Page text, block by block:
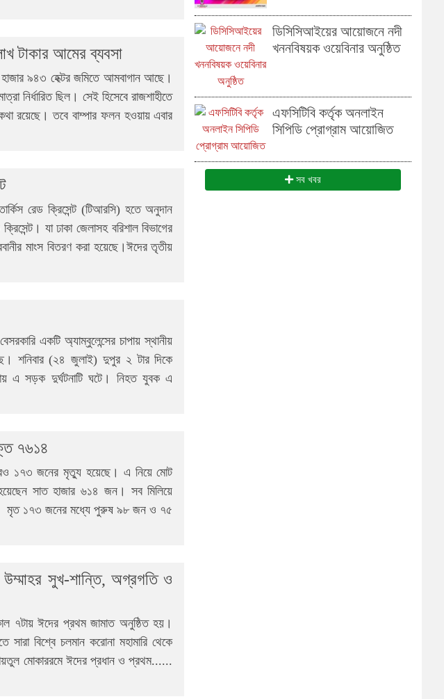
টাকার আমের ব্যবসা
৯৪৩ হেক্টর জমিতে আমবাগান আছে।
নির্ধারিত ছিল। সেই হিসেবে রাজশাহীতে
রয়েছে। তবে বাম্পার ফলন হওয়ায় এবার
রেড ক্রিসেন্ট (টিআরসি) হতে অনুদান
যা ঢাকা জেলাসহ বরিশাল বিভাগের
মাংস বিতরণ করা হয়েছে।ঈদের তৃতীয়
একটি অ্যাম্বুলেন্সের চাপায় স্থানীয়
শনিবার (২৪ জুলাই) দুপুর ২ টার দিকে
এ সড়ক দুর্ঘটনাটি ঘটে। নিহত যুবক এ
৭৬১৪
১৭৩ জনের মৃত্যু হয়েছে। এ নিয়ে মোট
সাত হাজার ৬১৪ জন। সব মিলিয়ে
মৃত ১৭৩ জনের মধ্যে পুরুষ ৯৮ জন ও ৭৫
সুখ-শান্তি, অগ্রগতি ও
৭টায় ঈদের প্রথম জামাত অনুষ্ঠিত হয়।
সারা বিশ্বে চলমান করোনা মহামারি থেকে
মোকাররমে ঈদের প্রধান ও প্রথম......
ডিসিসিআইয়ের আয়োজনে নদী
খননবিষয়ক ওয়েবিনার অনুষ্ঠিত
এফসিটিবি কর্তৃক অনলাইন
সিপিডি প্রোগ্রাম আয়োজিত
সব খবর